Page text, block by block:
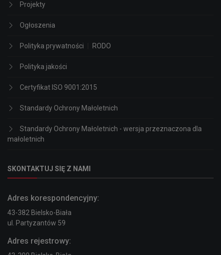
Projekty
Ogłoszenia
Polityka prywatności RODO
Polityka jakości
Certyfikat ISO 9001:2015
Standardy Ochrony Małoletnich
Standardy Ochrony Małoletnich - wersja przeznaczona dla
małoletnich
SKONTAKTUJ SIĘ Z NAMI
Adres korespondencyjny:
43-382 Bielsko-Biała
ul. Partyzantów 59
Adres rejestrowy: